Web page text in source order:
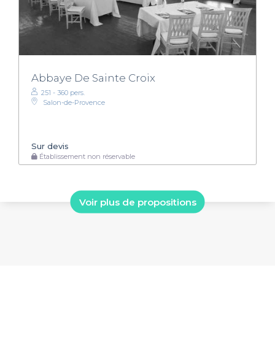
Abbaye De Sainte Croix
251 - 360 pers.
Salon-de-Provence
Sur devis
Établissement non réservable
Voir plus de propositions